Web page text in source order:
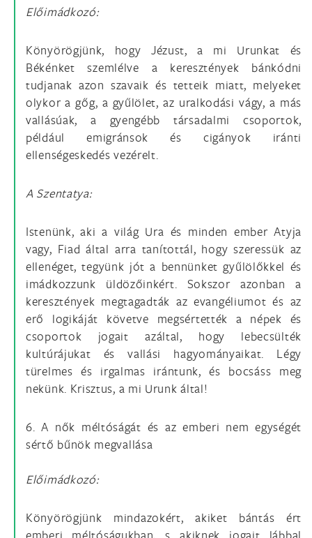
Előimádkozó:
Könyörögjünk, hogy Jézust, a mi Urunkat és
Békénket szemlélve a keresztények bánkódni
tudjanak azon szavaik és tetteik miatt, melyeket
olykor a gőg, a gyűlölet, az uralkodási vágy, a más
vallásúak, a gyengébb társadalmi csoportok,
például emigránsok és cigányok iránti
ellenségeskedés vezérelt.
A Szentatya:
Istenünk, aki a világ Ura és minden ember Atyja
vagy, Fiad által arra tanítottál, hogy szeressük az
ellenéget, tegyünk jót a bennünket gyűlölőkkel és
imádkozzunk üldözőinkért. Sokszor azonban a
keresztények megtagadták az evangéliumot és az
erő logikáját követve megsértették a népek és
csoportok jogait azáltal, hogy lebecsülték
kultúrájukat és vallási hagyományaikat. Légy
türelmes és irgalmas irántunk, és bocsáss meg
nekünk. Krisztus, a mi Urunk által!
6. A nők méltóságát és az emberi nem egységét
sértő bűnök megvallása
Előimádkozó:
Könyörögjünk mindazokért, akiket bántás ért